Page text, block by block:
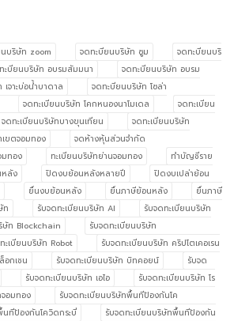
บริษัท zoom จดทะบียนบริษัท ซูม
จดทะบียนบริ
ะบียนบริษัท อบรมสัมมนา
จดทะบียนบริษัท อบรม
จาะบ่อน้ำบาดาล
จดทะบียนบริษัท โซล่า
จดทะเบียนบริษัท โคกหนองนาโมเดล
จดทะเบียน
จดทะเบียนบริษัทบางขุนเทียน
จดทะเบียนบริษัท
ขตจอมทอง
จดห้างหุ้นส่วนจำกัด
มทอง ทะเบียนบริษัทย่านจอมทอง
ทำบัญชีราย
หลัง ปิดงบย้อนหลังหลายปี
ปิดงบเปล่าย้อน
ยื่นงบย้อนหลัง ยื่นภาษีย้อนหลัง
ยื่นภาษี
ท รับจดทะเบียนบริษัท AI
รับจดทะเบียนบริษัท
ษัท Blockchain
รับจดทะเบียนบริษัท
ะเบียนบริษัท Robot
รับจดทะเบียนบริษัท คริปโตเคอเรน
อกเชน รับจดทะเบียนบริษัท บิทคอยน์
รับจด
รับจดทะเบียนบริษัท เอไอ
รับจดทะเบียนบริษัท โร
อมทอง
รับจดทะเบียนบริษัทพื้นทีป้องกันโค
นทีป้องกันโควิดกระบี่
รับจดทะเบียนบริษัทพื้นทีป้องกัน